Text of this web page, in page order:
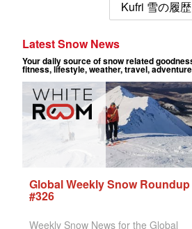
Kufri 雪の履歴